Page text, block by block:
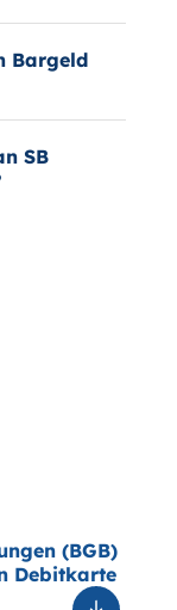
Bargeld
SB
(BGB)
Debitkarte